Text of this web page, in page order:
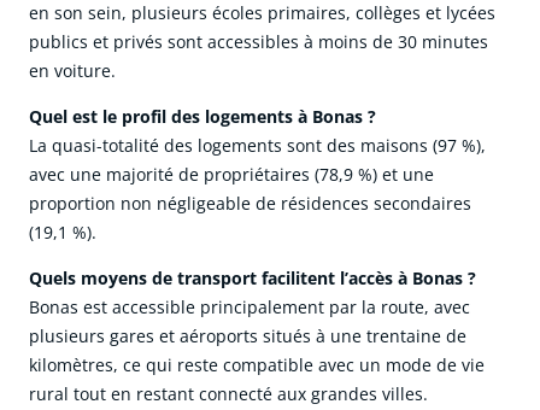
en son sein, plusieurs écoles primaires, collèges et lycées
publics et privés sont accessibles à moins de 30 minutes
en voiture.
Quel est le profil des logements à Bonas ?
La quasi-totalité des logements sont des maisons (97 %),
avec une majorité de propriétaires (78,9 %) et une
proportion non négligeable de résidences secondaires
(19,1 %).
Quels moyens de transport facilitent l’accès à Bonas ?
Bonas est accessible principalement par la route, avec
plusieurs gares et aéroports situés à une trentaine de
kilomètres, ce qui reste compatible avec un mode de vie
rural tout en restant connecté aux grandes villes.